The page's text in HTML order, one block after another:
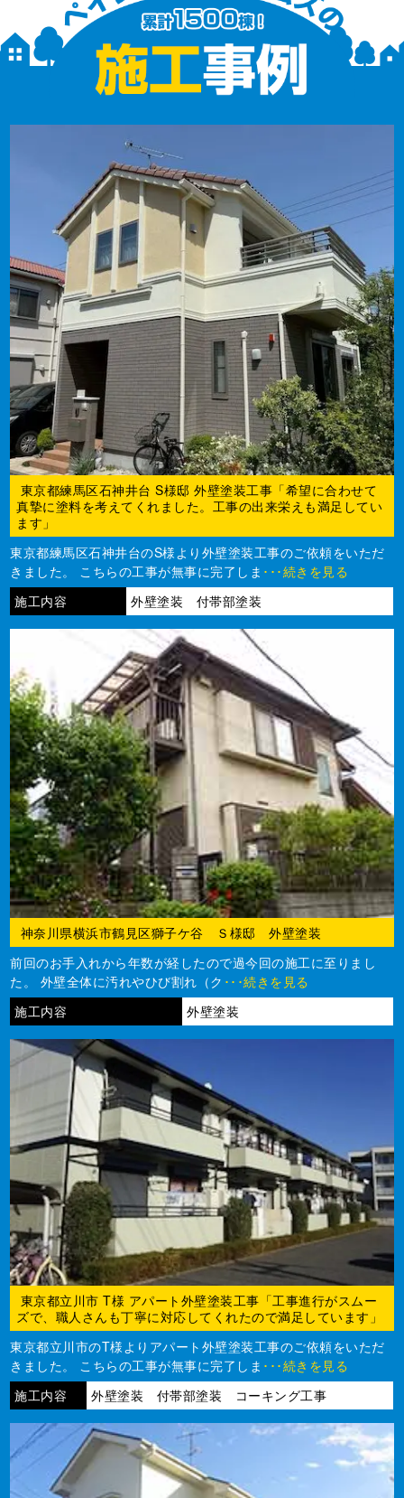
東京都練馬区石神井台 S様邸 外壁塗装工事「希望に合わせて
真摯に塗料を考えてくれました。工事の出来栄えも満足してい
ます」
東京都練馬区石神井台のS様より外壁塗装工事のご依頼をいただ
きました。 こちらの工事が無事に完了しま ･･･続きを見る
施工内容
外壁塗装 付帯部塗装
神奈川県横浜市鶴見区獅子ケ谷 Ｓ様邸 外壁塗装
前回のお手入れから年数が経したので過今回の施工に至りまし
た。 外壁全体に汚れやひび割れ（ク ･･･続きを見る
施工内容
外壁塗装
東京都立川市 T様 アパート外壁塗装工事「工事進行がスムー
ズで、職人さんも丁寧に対応してくれたので満足しています」
東京都立川市のT様よりアパート外壁塗装工事のご依頼をいただ
きました。 こちらの工事が無事に完了しま ･･･続きを見る
施工内容
外壁塗装 付帯部塗装 コーキング工事